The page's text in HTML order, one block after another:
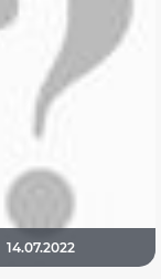
14.07.2022